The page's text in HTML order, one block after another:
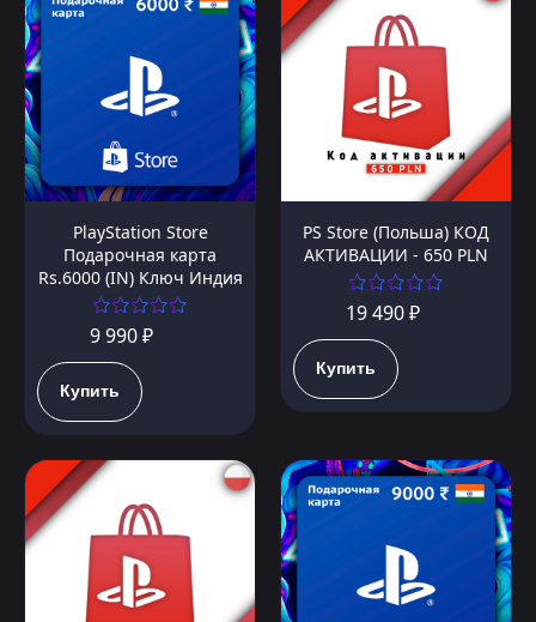
PlayStation Store
Подарочная карта
Rs.6000 (IN) Ключ Индия
9 990 ₽
Купить
PS Store (Польша) КОД
АКТИВАЦИИ - 650 PLN
19 490 ₽
Купить